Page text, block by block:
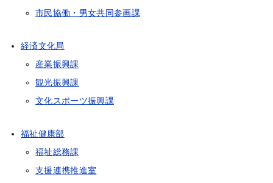
市民協働・男女共同参画課
経済文化局
産業振興課
観光振興課
文化スポーツ振興課
福祉健康部
福祉総務課
支援連携推進室